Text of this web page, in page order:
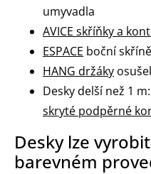
umyvadla
AVICE skříňky a
ESPACE boční skříně
HANG držáky
Desky delší než 1
skryté podpěrné
Desky lze
barevném